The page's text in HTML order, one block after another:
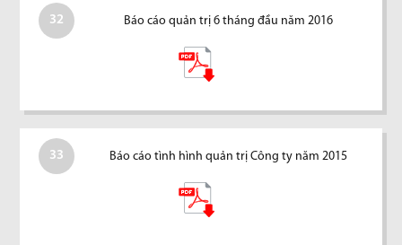
32 Báo cáo quản trị 6 tháng đầu năm 2016
33 Báo cáo tình hình quản trị Công ty năm 2015